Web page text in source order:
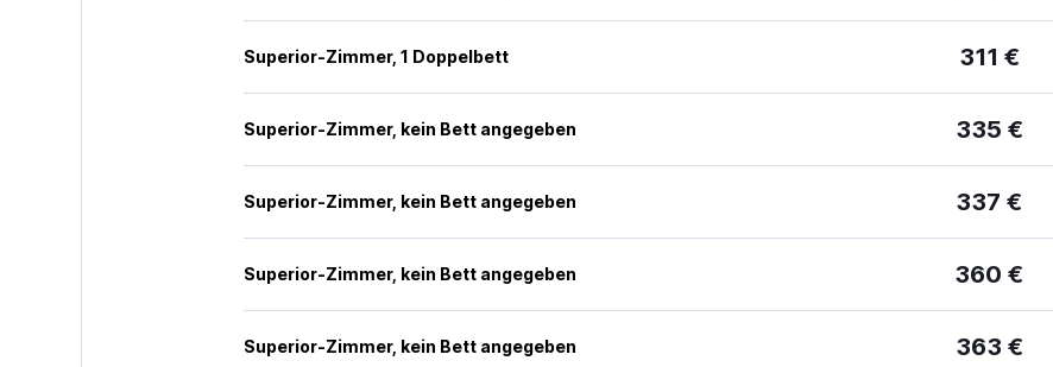
Superior-Zimmer, 1 Doppelbett 311 €
Superior-Zimmer, kein Bett angegeben 335 €
Superior-Zimmer, kein Bett angegeben 337 €
Superior-Zimmer, kein Bett angegeben 360 €
Superior-Zimmer, kein Bett angegeben 363 €